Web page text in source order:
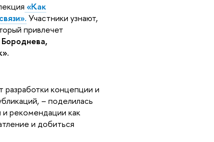
«Как
. Участники узнают,
привлечет
разработки концепции и
– поделилась
рекомендации как
и добиться